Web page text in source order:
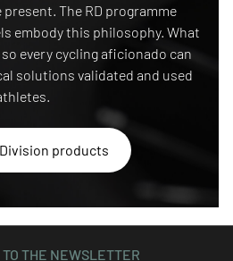
The RD programme
embody this philosophy. What
every cycling aficionado can
solutions validated and used
products
THE NEWSLETTER